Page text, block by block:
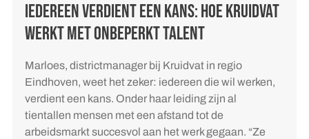
IEDEREEN VERDIENT EEN KANS: HOE KRUIDVAT
WERKT MET ONBEPERKT TALENT
Marloes, districtmanager bij Kruidvat in regio
Eindhoven, weet het zeker: iedereen die wil werken,
verdient een kans. Onder haar leiding zijn al
tientallen mensen met een afstand tot de
arbeidsmarkt succesvol aan het werk gegaan. “Ze